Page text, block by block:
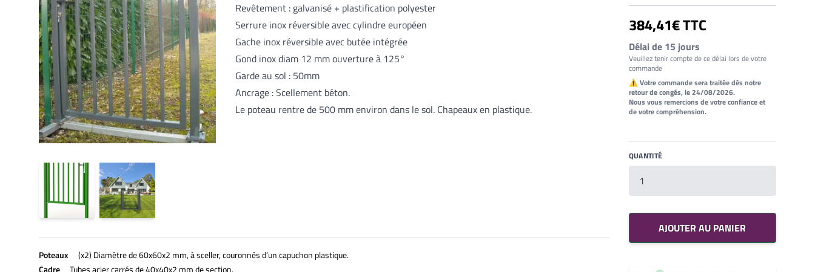
Revêtement : galvanisé + plastification polyester
Serrure inox réversible avec cylindre européen
Gache inox réversible avec butée intégrée
Gond inox diam 12 mm ouverture à 125°
Garde au sol : 50mm
Ancrage : Scellement béton.
Le poteau rentre de 500 mm environ dans le sol. Chapeaux en plastique.
Poteaux
(x2) Diamètre de 60x60x2 mm, à sceller, couronnés d’un capuchon plastique.
Cadre
Tubes acier carrés de 40x40x2 mm de section.
384,41€ TTC
Délai de 15 jours
Veuillez tenir compte de ce délai lors de votre
commande
⚠ Votre commande sera traitée dès notre
retour de congés, le 24/08/2026.
Nous vous remercions de votre confiance et
de votre compréhension.
QUANTITÉ
AJOUTER AU PANIER
0,00€